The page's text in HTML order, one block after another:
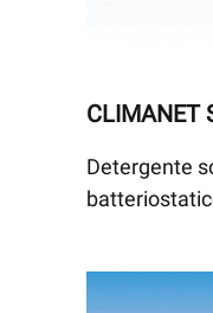
CLIMANET
Detergente